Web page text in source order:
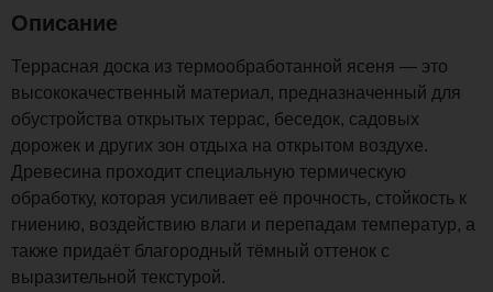
Описание
Террасная доска из термообработанной ясеня — это
высококачественный материал, предназначенный для
обустройства открытых террас, беседок, садовых
дорожек и других зон отдыха на открытом воздухе.
Древесина проходит специальную термическую
обработку, которая усиливает её прочность, стойкость к
гниению, воздействию влаги и перепадам температур, а
также придаёт благородный тёмный оттенок с
выразительной текстурой.